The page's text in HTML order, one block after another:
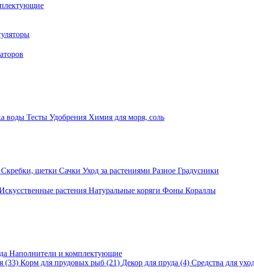
воды Тесты Удобрения Химия для моря, соль
Скребки, щетки Сачки Уход за растениями Разное Градусники
растения Натуральные коряги Фоны Кораллы
Наполнители и комплектующие
(33) Корм для прудовых рыб (21) Декор для пруда (4) Средства для